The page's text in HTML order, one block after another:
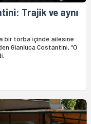
Trajik ve aynı
bir torba içinde ailesine
Gianluca Costantini, “O